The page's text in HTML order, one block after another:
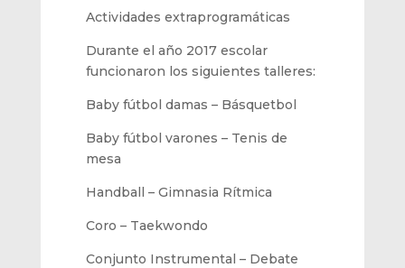
Actividades extraprogramáticas
Durante el año 2017escolar
funcionaron los siguientes talleres:
Baby fútbol damas – Básquetbol
Baby fútbol varones – Tenis de
mesa
Handball – Gimnasia Rítmica
Coro – Taekwondo
Conjunto Instrumental – Debate